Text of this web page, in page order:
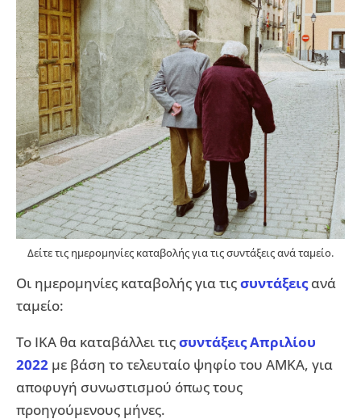
Δείτε τις ημερομηνίες καταβολής για τις συντάξεις ανά ταμείο.
Οι ημερομηνίες καταβολής για τιςσυντάξειςανά
ταμείο:
Το ΙΚΑ θα καταβάλλει τιςσυντάξεις Απριλίου
2022 με βάση το τελευταίο ψηφίο του ΑΜΚΑ, για
αποφυγή συνωστισμού όπως τους
προηγούμενους μήνες.